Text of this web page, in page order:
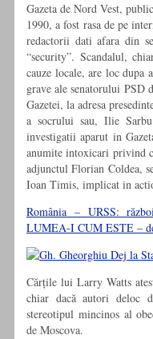
Gazeta de Nord Vest,
1990, a fost rasa de pe
redactorii dati afara din
“security”. Scandalul,
cauze locale, are loc dupa
grave ale senatorului PSD
Gazetei, la adresa
a socrului sau, Ilie
investigatii aparut in
anumite intoxicari privind
adjunctul Florian Coldea,
Ioan Timis, implicat in
România – URSS:
LUMEA-I CUM ESTE –
Cărțile lui Larry Watts
chiar dacă autori deloc
stereotipul mincinos al
de Moscova.